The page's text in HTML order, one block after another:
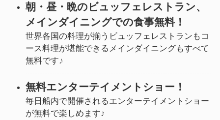
朝・昼・晩のビュッフェレストラン、
メインダイニングでの食事無料！
世界各国の料理が揃うビュッフェレストランもコ
ース料理が堪能できるメインダイニングもすべて
無料です♪
無料エンターテイメントショー！
毎日船内で開催されるエンターテイメントショー
が無料で楽しめます♪